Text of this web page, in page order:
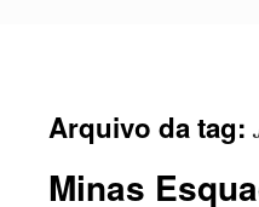
Arquivo da tag:
Minas